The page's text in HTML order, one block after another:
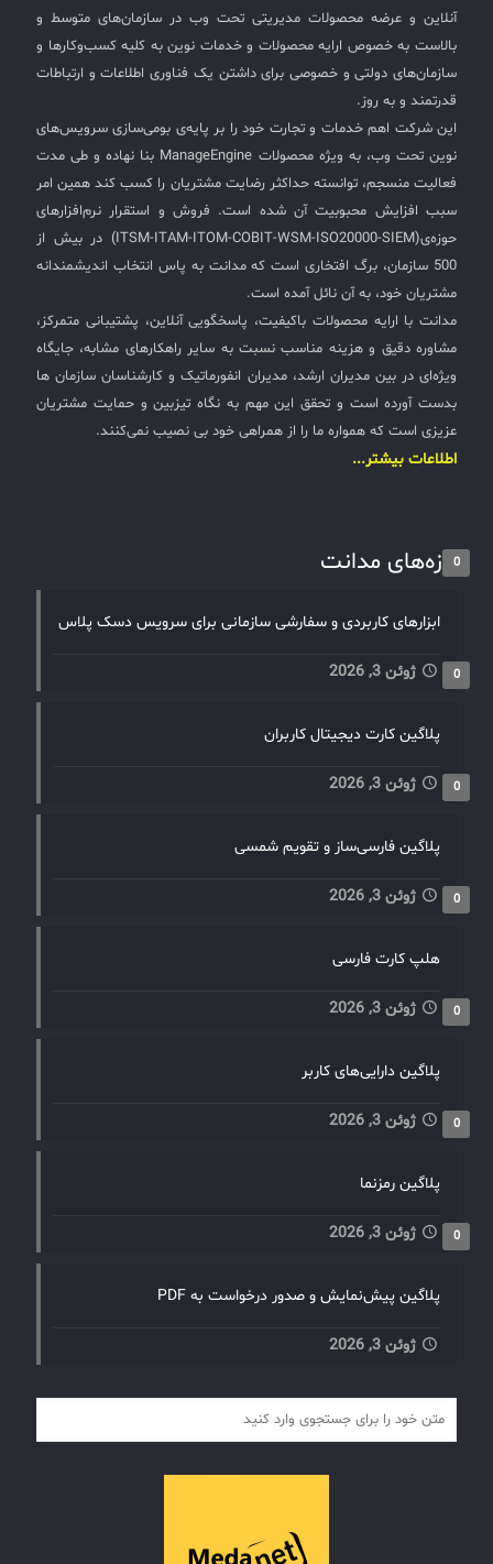
آنلاین و عرضه محصولات مدیریتی تحت وب در سازمان‌های متوسط و
بالاست به خصوص ارایه محصولات و خدمات نوین به کلیه کسب‌وکارها و
سازمان‌های دولتی و خصوصی برای داشتن یک فناوری اطلاعات و ارتباطات
قدرتمند و به روز.
این شرکت اهم خدمات و تجارت خود را بر پایه‌ی بومی‌سازی سرویس‌های
نوین تحت وب، به ویژه محصولات ManageEngine بنا نهاده و طی مدت
فعالیت منسجم، توانسته حداکثر رضایت مشتریان را کسب کند همین امر
سبب افزایش محبوبیت آن شده است. فروش و استقرار نرم‌افزارهای
حوزه‌ی(ITSM-ITAM-ITOM-COBIT-WSM-ISO20000-SIEM) در بیش از
500 سازمان، برگ افتخاری است که مدانت به پاس انتخاب اندیشمندانه
مشتریان خود، به آن نائل آمده است.
مدانت با ارایه محصولات باکیفیت، پاسخگویی آنلاین، پشتیبانی متمرکز،
مشاوره دقیق و هزینه مناسب نسبت به سایر راهکارهای مشابه، جایگاه
ویژه‌ای در بین مدیران ارشد، مدیران انفورماتیک و کارشناسان سازمان ها
بدست آورده است و تحقق این مهم به نگاه تیزبین و حمایت مشتریان
عزیزی است که همواره ما را از همراهی خود بی نصیب نمی‌کنند.
اطلاعات بیشتر...
تازه‌های مدانت0
ابزارهای کاربردی و سفارشی سازمانی برای سرویس دسک پلاس
ژوئن 3, 2026 0
پلاگین کارت دیجیتال کاربران
ژوئن 3, 2026 0
پلاگین فارسی‌ساز و تقویم شمسی
ژوئن 3, 2026 0
هلپ کارت فارسی
ژوئن 3, 2026 0
پلاگین دارایی‌های کاربر
ژوئن 3, 2026 0
پلاگین رمزنما
ژوئن 3, 2026 0
پلاگین پیش‌نمایش و صدور درخواست به PDF
ژوئن 3, 2026
✧
سامانه مدیریت دارایی‌ها [Asset Explorer]
DDI
◉
ManageEngine Malware Protection Plus
سامانه مدیریت دسترسی ممتاز
سامانه آزمون آنلاین